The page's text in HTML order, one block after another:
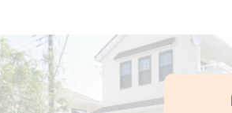
地図から探す
施工実績を見る